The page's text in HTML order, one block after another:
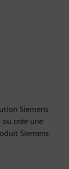
Siemens
crée une
Siemens